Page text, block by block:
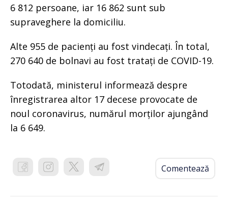
6 812 persoane, iar 16 862 sunt sub
supraveghere la domiciliu.
Alte 955 de pacienți au fost vindecați. În total,
270 640 de bolnavi au fost tratați de COVID-19.
Totodată, ministerul informează despre
înregistrarea altor 17 decese provocate de
noul coronavirus, numărul morților ajungând
la 6 649.
Comentează